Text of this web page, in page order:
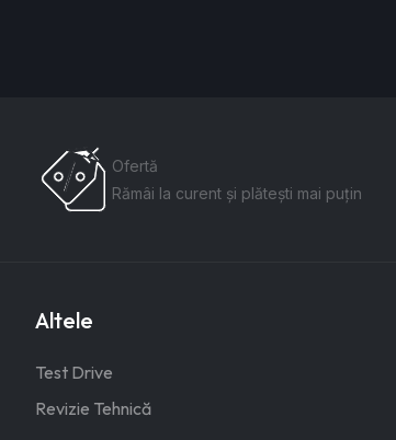
Ofertă
Rămâi la curent și plătești mai puțin
Altele
Test Drive
Revizie Tehnică